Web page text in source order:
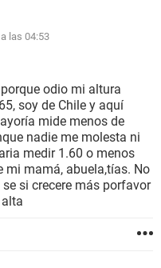
las 04:53
odio mi altura
soy de Chile y aquí
mide menos de
nadie me molesta ni
medir 1.60 o menos
mi mamá, abuela,tías. No
si crecere más porfavor